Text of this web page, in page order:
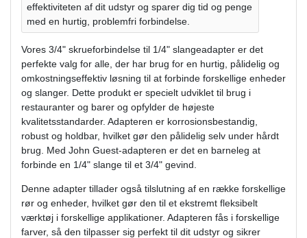
effektiviteten af ​​dit udstyr og sparer dig tid og penge
med en hurtig, problemfri forbindelse.
Vores 3/4" skrueforbindelse til 1/4" slangeadapter er det
perfekte valg for alle, der har brug for en hurtig, pålidelig og
omkostningseffektiv løsning til at forbinde forskellige enheder
og slanger. Dette produkt er specielt udviklet til brug i
restauranter og barer og opfylder de højeste
kvalitetsstandarder. Adapteren er korrosionsbestandig,
robust og holdbar, hvilket gør den pålidelig selv under hårdt
brug. Med John Guest-adapteren er det en barneleg at
forbinde en 1/4" slange til et 3/4" gevind.
Denne adapter tillader også tilslutning af en række forskellige
rør og enheder, hvilket gør den til et ekstremt fleksibelt
værktøj i forskellige applikationer. Adapteren fås i forskellige
farver, så den tilpasser sig perfekt til dit udstyr og sikrer